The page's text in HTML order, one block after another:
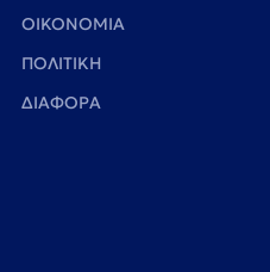
ΟΙΚΟΝΟΜΙΑ
ΠΟΛΙΤΙΚΗ
ΔΙΑΦΟΡΑ